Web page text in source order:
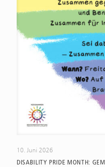
10. Juni 2026
DISABILITY PRIDE MONTH: